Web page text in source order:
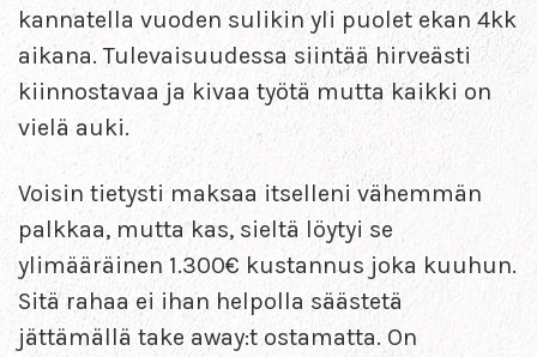
kannatella vuoden sulikin yli puolet ekan 4kk
aikana. Tulevaisuudessa siintää hirveästi
kiinnostavaa ja kivaa työtä mutta kaikki on
vielä auki.
Voisin tietysti maksaa itselleni vähemmän
palkkaa, mutta kas, sieltä löytyi se
ylimääräinen 1.300€ kustannus joka kuuhun.
Sitä rahaa ei ihan helpolla säästetä
jättämällä take away:t ostamatta. On